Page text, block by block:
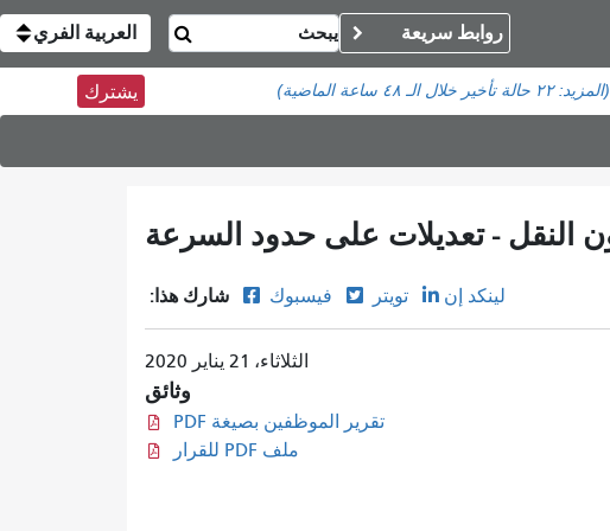
روابط سريعة العربية الفري
(المزيد:٢٢ حالة تأخير خلال الـ ٤٨ ساعة الماضية) يشترك
شارك هذا: فيسبوك تويتر لينكد إن
الثلاثاء، 21 يناير 2020
وثائق
تقرير الموظفين بصيغة PDF
ملف PDF للقرار